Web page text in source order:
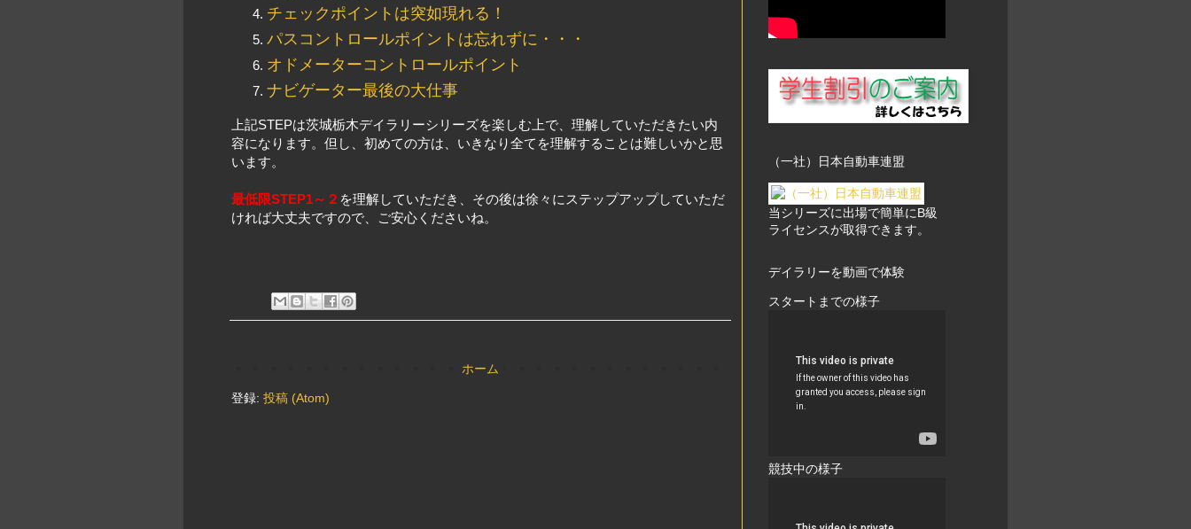
チェックポイントは突如現れる！
パスコントロールポイントは忘れずに・・・
オドメーターコントロールポイント
ナビゲーター最後の大仕事
上記STEPは茨城栃木デイラリーシリーズを楽しむ上で、理解していただきたい内
容になります。但し、初めての方は、いきなり全てを理解することは難しいかと思
います。
最低限STEP1～２ を理解していただき、その後は徐々にステップアップしていただ
ければ大丈夫ですので、ご安心くださいね。
ホーム
登録: 投稿 (Atom)
（一社）日本自動車連盟
当シリーズに出場で簡単にB級
ライセンスが取得できます。
デイラリーを動画で体験
スタートまでの様子
競技中の様子